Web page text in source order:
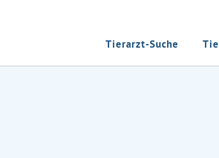
Tierarzt-Suche